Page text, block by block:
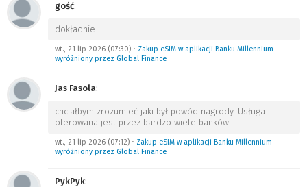
gość:
dokładnie …
wt., 21 lip 2026 (07:30) • Zakup eSIM w aplikacji Banku Millennium
wyróżniony przez Global Finance
Jas Fasola:
chciałbym zrozumieć jaki był powód nagrody. Usługa
oferowana jest przez bardzo wiele banków. …
wt., 21 lip 2026 (07:12) • Zakup eSIM w aplikacji Banku Millennium
wyróżniony przez Global Finance
PykPyk: